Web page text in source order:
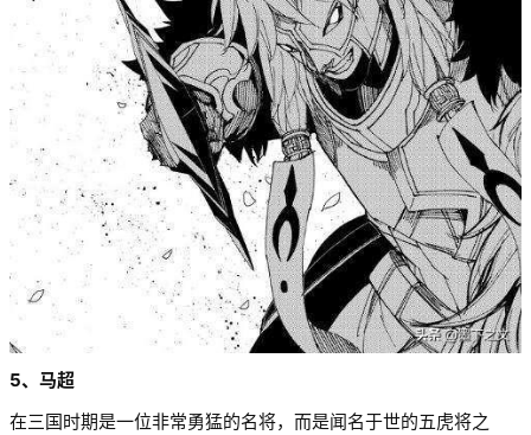
5、马超
在三国时期是一位非常勇猛的名将，而是闻名于世的五虎将之